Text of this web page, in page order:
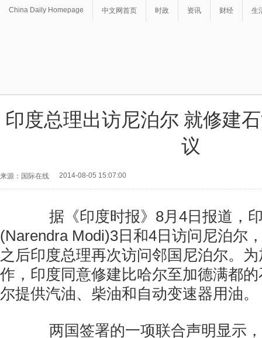
China Daily Homepage 中文网首页 时政 资讯 财经 生
印度总理出访尼泊尔 就修建
议
来源：国际在线 2014-08-05 15:07:00
据《印度时报》8月4日报道，
(Narendra Modi)3日和4日访问尼泊尔
之后印度总理再次访问邻国尼泊尔。
作，印度同意修建比哈尔至加德满都
尔提供汽油、柴油和自动变速器用油。
两国签署的一项联合声明显示，